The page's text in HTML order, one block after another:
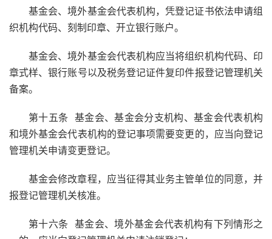
基金会、境外基金会代表机构，凭登记证书依法申请组
织机构代码、刻制印章、开立银行账户。
基金会、境外基金会代表机构应当将组织机构代码、印
章式样、银行账号以及税务登记证件复印件报登记管理机关
备案。
第十五条 基金会、基金会分支机构、基金会代表机构
和境外基金会代表机构的登记事项需要变更的，应当向登记
管理机关申请变更登记。
基金会修改章程，应当征得其业务主管单位的同意，并
报登记管理机关核准。
第十六条 基金会、境外基金会代表机构有下列情形之